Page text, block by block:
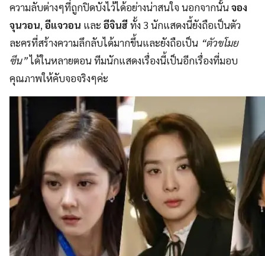
ความลับต่างๆที่ถูกปิดบังไว้ได้อย่างน่าสนใจ นอกจากนั้นจอง
จุนวอน, อีแจวอน และ อีจินฮีทั้ง 3 นักแสดงนี้ยังถือเป็นตัว
ละครที่สร้างความลึกลับได้มากขึ้นและยังถือเป็น “ตัวขโมย
ซีน”ได้ในหลายตอน ทีมนักแสดงเรื่องนี้เป็นอีกเรื่องที่มอบ
คุณภาพให้คับจอจริงๆค่ะ